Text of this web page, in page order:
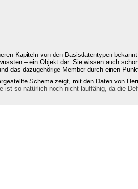
Kapiteln von den Basisdatentypen
– ein Objekt dar. Sie wissen auch
das dazugehörige Member durch einen
Schema zeigt, mit den Daten von
ist so natürlich noch nicht lauffähig, da die